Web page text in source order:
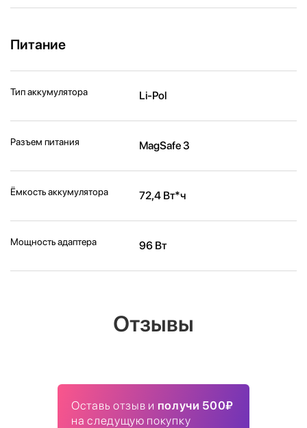
Питание
Тип аккумулятора Li-Pol
Разъем питания MagSafe 3
Ёмкость аккумулятора 72,4 Вт*ч
Мощность адаптера 96 Вт
Отзывы
Оставь отзыв и получи 500₽
на следущую покупку